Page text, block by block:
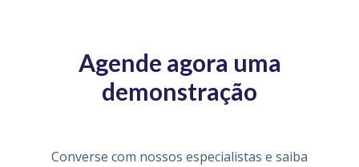
Agende agora uma
demonstração
Converse com nossos especialistas e saiba